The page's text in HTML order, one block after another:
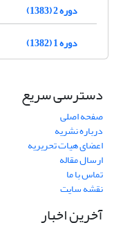
دوره 2 (1383)
دوره 1 (1382)
دسترسی سریع
صفحه اصلی
درباره نشریه
اعضای هیات تحریریه
ارسال مقاله
تماس با ما
نقشه سایت
آخرین اخبار